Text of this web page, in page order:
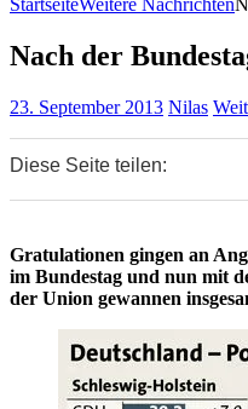
StartseiteWeitere Nachrichten
Nach der
23. September 2013 Nilas
Diese Seite teilen:
Gratulationen gingen an
im Bundestag und nun mit
der Union gewannen